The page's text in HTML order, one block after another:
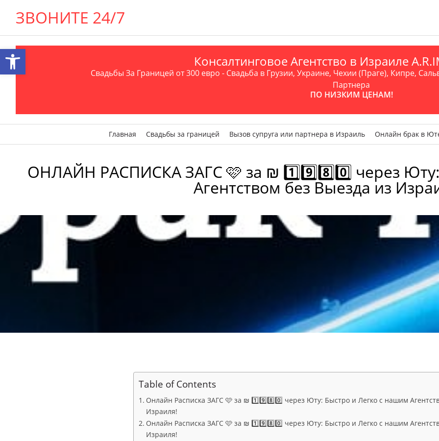
ЗВОНИТЕ 24/7
Консалтинговое Агентство в Израиле
Свадьбы За Границей от 300 евро - Свадьба в Грузии, Украине, Чехии (Праге), Кипре,
Партнера
ПО НИЗКИМ ЦЕНАМ!
Главная Свадьбы за границей Вызов супруга или партнера в Израиль Онлайн брак в
ОНЛАЙН РАСПИСКА ЗАГС 🩷 за ₪ 1️⃣9️⃣8️⃣0️⃣ через
Агентством без Выезда из
Table of Contents
Онлайн Расписка ЗАГС 🩷 за ₪ 1️⃣9️⃣8️⃣0️⃣ через Юту: Быстро и Легко с нашим
Израиля!
Онлайн Расписка ЗАГС 🩷 за ₪ 1️⃣9️⃣8️⃣0️⃣ через Юту: Быстро и Легко с нашим
Израиля!
Открыть панель инструментов